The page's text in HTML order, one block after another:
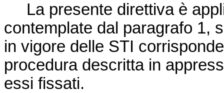
La presente direttiva è
contemplate dal paragrafo 1,
in vigore delle STI
procedura descritta in
essi fissati.